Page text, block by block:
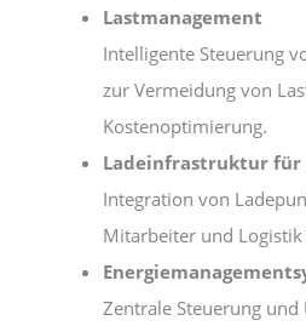
Lastmanagement
Intelligente Steuerung
zur Vermeidung von
Kostenoptimierung.
Ladeinfrastruktur für
Integration von
Mitarbeiter und Logistik
Zentrale Steuerung